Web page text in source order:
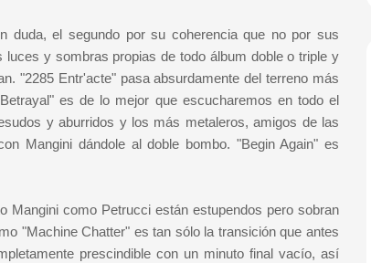
duda, el segundo por su coherencia que no por sus
y sombras propias de todo álbum doble o triple y
"2285 Entr'acte" pasa absurdamente del terreno más
es de lo mejor que escucharemos en todo el
y aburridos y los más metaleros, amigos de las
Mangini dándole al doble bombo. "Begin Again" es
Mangini como Petrucci están estupendos pero sobran
"Machine Chatter" es tan sólo la transición que antes
prescindible con un minuto final vacío, así